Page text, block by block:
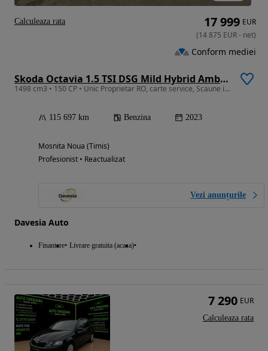
Skoda Octavia 1.5 TSI DSG Mild Hybrid Ambition
1498 cm3 • 150 CP • Unic Proprietar RO, carte service, Scaune incalzite
115 697 km Benzina 2023
Mosnita Noua (Timis)
Profesionist • Reactualizat
Vezi anunțurile
Davesia Auto
Finantare Livrare gratuita (acasa)
17 999 EUR
(14 875 EUR- net)
Conform mediei
Calculeaza rata
7 290 EUR
Calculeaza rata